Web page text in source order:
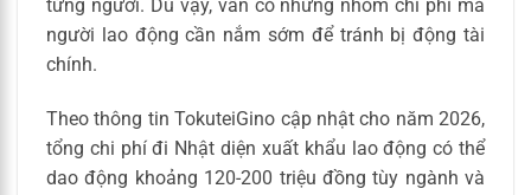
từng người. Dù vậy, vẫn có những nhóm chi phí mà
người lao động cần nắm sớm để tránh bị động tài
chính.
Theo thông tin TokuteiGino cập nhật cho năm 2026,
tổng chi phí đi Nhật diện xuất khẩu lao động có thể
dao động khoảng 120-200 triệu đồng tùy ngành và